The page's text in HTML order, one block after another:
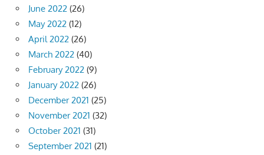
June 2022 (26)
May 2022 (12)
April 2022 (26)
March 2022 (40)
February 2022 (9)
January 2022 (26)
December 2021 (25)
November 2021 (32)
October 2021 (31)
September 2021 (21)